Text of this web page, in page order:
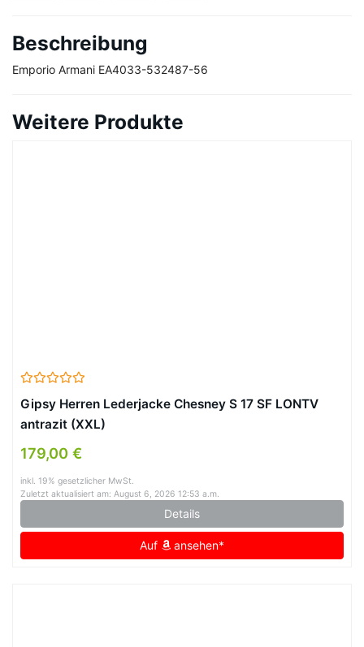
Beschreibung
Emporio Armani EA4033-532487-56
Weitere Produkte
Gipsy Herren Lederjacke Chesney S 17 SF LONTV
antrazit (XXL)
179,00 €
inkl. 19% gesetzlicher MwSt.
Zuletzt aktualisiert am: August 6, 2026 12:53 a.m.
Details
Auf ansehen*